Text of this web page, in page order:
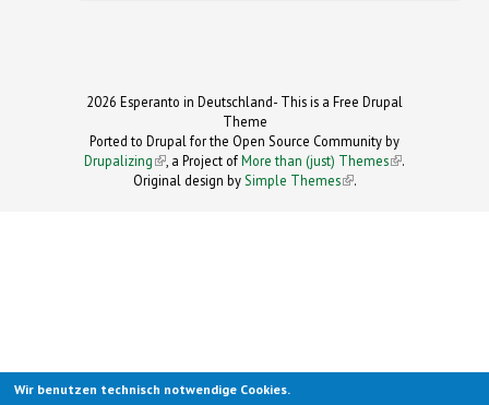
2026 Esperanto in Deutschland- This is a Free Drupal
Theme
Ported to Drupal for the Open Source Community by
Drupalizing(link is external)
, a Project ofMore than (just) Themes (link is
.
Original design by Simple Themes
(link is
.
Wir benutzen technisch notwendige Cookies.